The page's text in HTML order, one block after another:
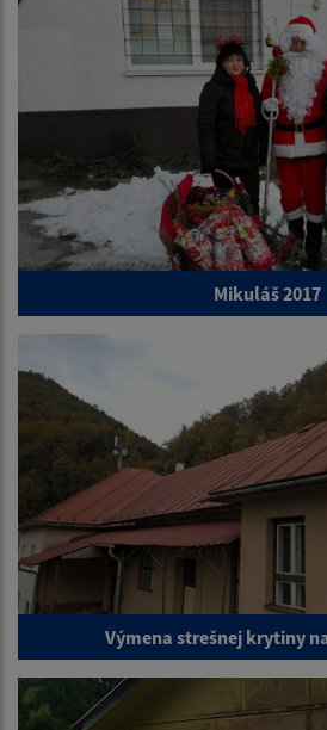
Mikuláš 2017
Výmena strešnej krytiny